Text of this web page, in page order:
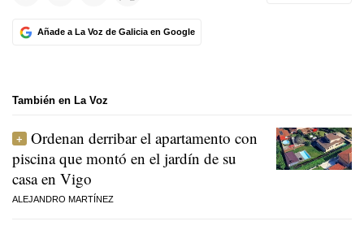
Añade a La Voz de Galicia en Google
También en La Voz
Ordenan derribar el apartamento con
piscina que montó en el jardín de su
casa en Vigo
ALEJANDRO MARTÍNEZ